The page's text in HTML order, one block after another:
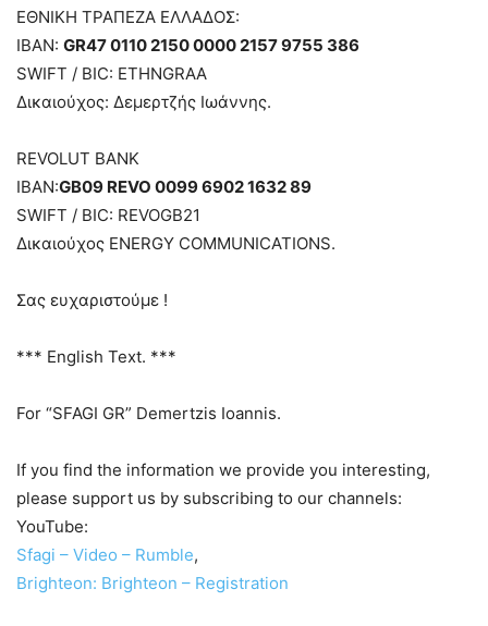
ΕΘΝΙΚΗ ΤΡΑΠΕΖΑ ΕΛΛΑΔΟΣ:
IBAN: GR47 0110 2150 0000 2157 9755 386
SWIFT / BIC: ETHNGRAA
Δικαιούχος: Δεμερτζής Ιωάννης.
REVOLUT BANK
IBAN:GB09 REVO 0099 6902 1632 89
SWIFT / BIC: REVOGB21
Δικαιούχος ENERGY COMMUNICATIONS.
Σας ευχαριστούμε !
*** English Text. ***
For “SFAGI GR” Demertzis Ioannis.
If you find the information we provide you interesting,
please support us by subscribing to our channels:
YouTube:
Sfagi – Video – Rumble,
Brighteon: Brighteon – Registration